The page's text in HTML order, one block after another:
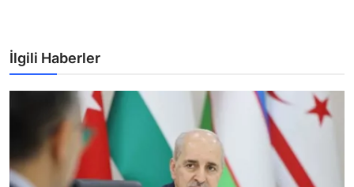
İlgili Haberler